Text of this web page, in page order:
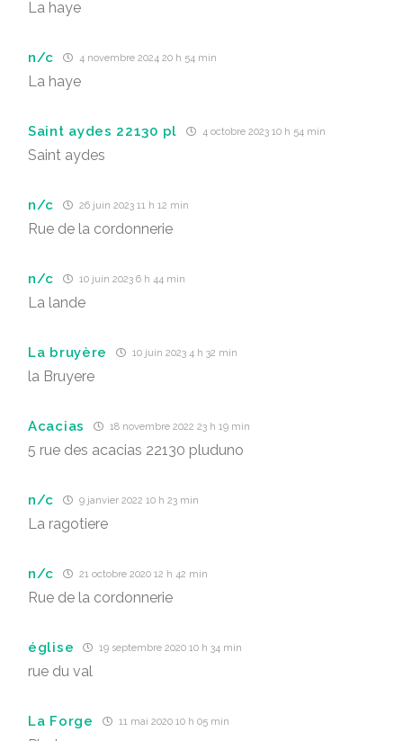
La haye
n/c 4 novembre 2024 20 h 54 min
La haye
Saint aydes 22130 pl 4 octobre 2023 10 h 54 min
Saint aydes
n/c 26 juin 2023 11 h 12 min
Rue de la cordonnerie
n/c 10 juin 2023 6 h 44 min
La lande
La bruyère 10 juin 2023 4 h 32 min
la Bruyere
Acacias 18 novembre 2022 23 h 19 min
5 rue des acacias 22130 pluduno
n/c 9 janvier 2022 10 h 23 min
La ragotiere
n/c 21 octobre 2020 12 h 42 min
Rue de la cordonnerie
église 19 septembre 2020 10 h 34 min
rue du val
La Forge 11 mai 2020 10 h 05 min